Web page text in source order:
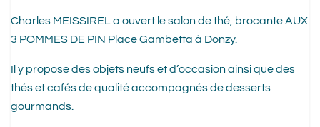
Charles MEISSIREL a ouvert le salon de thé, brocante AUX
3 POMMES DE PIN Place Gambetta à Donzy.
Il y propose des objets neufs et d’occasion ainsi que des
thés et cafés de qualité accompagnés de desserts
gourmands.